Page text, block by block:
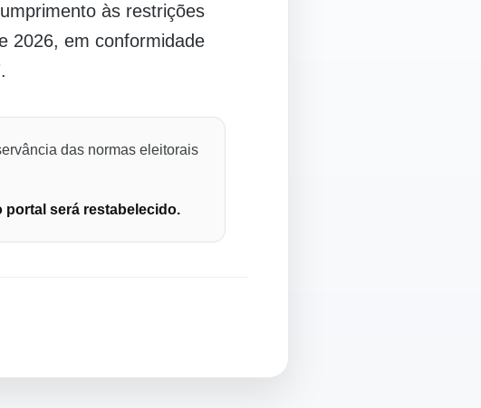
às restrições
2026, em conformidade
das normas eleitorais
será restabelecido.